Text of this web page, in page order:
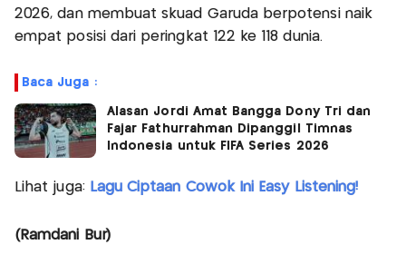
2026, dan membuat skuad Garuda berpotensi naik
empat posisi dari peringkat 122 ke 118 dunia.
Baca Juga :
Alasan Jordi Amat Bangga Dony Tri dan
Fajar Fathurrahman Dipanggil Timnas
Indonesia untuk FIFA Series 2026
Lihat juga: Lagu Ciptaan Cowok Ini Easy Listening!
(Ramdani Bur)